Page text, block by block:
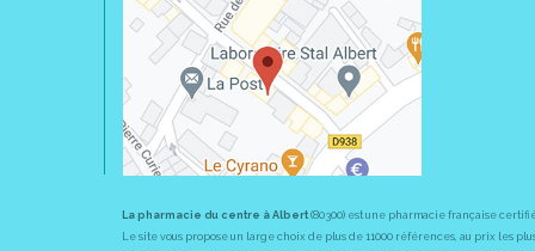
La pharmacie du centre à Albert(80300) est une pharmacie française
Le site vous propose un large choix de plus de 11000 références, au prix les